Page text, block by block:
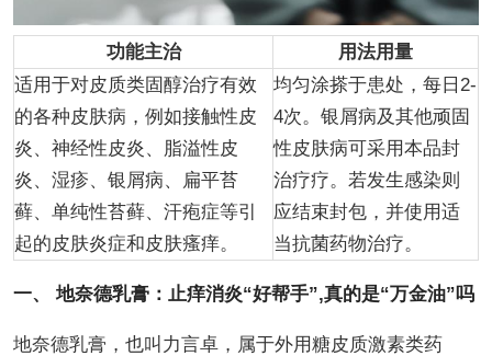
功能主治
用法用量
适用于对皮质类固醇治疗有效
的各种皮肤病，例如接触性皮
炎、神经性皮炎、脂溢性皮
炎、湿疹、银屑病、扁平苔
藓、单纯性苔藓、汗疱症等引
起的皮肤炎症和皮肤瘙痒。
均匀涂搽于患处，每日2-
4次。银屑病及其他顽固
性皮肤病可采用本品封
治疗疗。若发生感染则
应结束封包，并使用适
当抗菌药物治疗。
一、 地奈德乳膏：止痒消炎“好帮手”,真的是“万金油”吗
地奈德乳膏，也叫力言卓，属于外用糖皮质激素类药